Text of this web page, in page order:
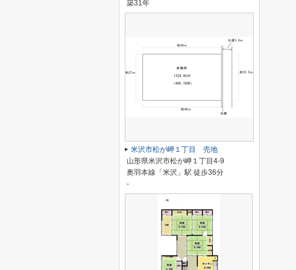
築31年
米沢市松が岬１丁目 売地
山形県米沢市松が岬１丁目4-9
奥羽本線「米沢」駅 徒歩36分
-